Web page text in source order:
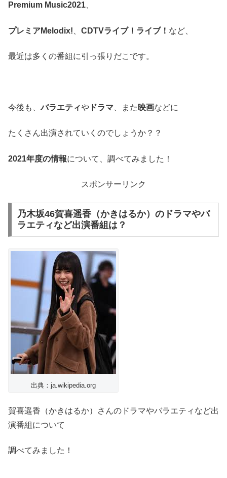
Premium Music2021
プレミアMelodix! CDTVライブ！ライブ！ など、
最近は多くの番組に引っ張りだこです。
今後も、バラエティや ドラマ 、また 映画などに
たくさん出演されていくのでしょうか？？
2021年度の情報について、調べてみました！
スポンサーリンク
乃木坂46賀喜遥香（かきはるか）のドラマやバ
ラエティなど出演番組は？
出典：ja.wikipedia.org
賀喜遥香（かきはるか）さんのドラマやバラエティなど出
演番組について
調べてみました！